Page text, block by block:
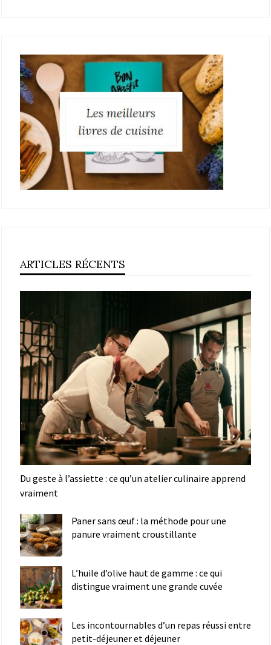
ARTICLES RÉCENTS
Du geste à l’assiette : ce qu’un atelier culinaire apprend
vraiment
Paner sans œuf : la méthode pour une
panure vraiment croustillante
L’huile d’olive haut de gamme : ce qui
distingue vraiment une grande cuvée
Les incontournables d’un repas réussi entre
petit-déjeuner et déjeuner